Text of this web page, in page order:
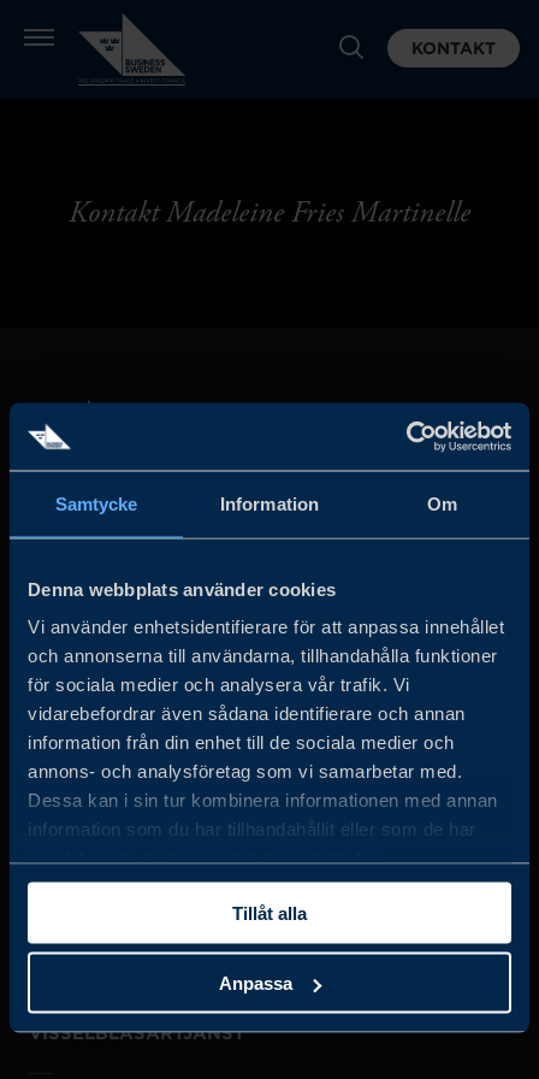
Samtycke Information Om
Denna webbplats använder cookies
Vi använder enhetsidentifierare för att anpassa innehållet
och annonserna till användarna, tillhandahålla funktioner
för sociala medier och analysera vår trafik. Vi
vidarebefordrar även sådana identifierare och annan
information från din enhet till de sociala medier och
annons- och analysföretag som vi samarbetar med.
Dessa kan i sin tur kombinera informationen med annan
information som du har tillhandahållit eller som de har
samlat in när du har använt deras tjänster.
Tillåt alla
Anpassa
KONTAKT
Kontakt Madeleine Fries Martinelle
det privata näringslivet för att hjälpa svenska företag att
öka sin globala försäljning och internationella företag att
investera och expandera i Sverige.
JOBBA HOS OSS
OM OSS
VISSELBLÅSARTJÄNST